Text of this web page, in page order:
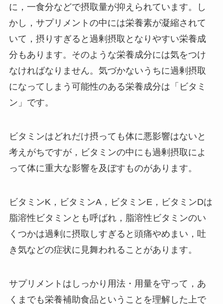
に，一食分などで摂取量が抑えられています。し
かし，サプリメントの中には栄養素が凝縮されて
いて，摂りすぎると過剰摂取となりやすい栄養成
分もあります。そのような栄養成分には気をつけ
なければなりません。気づかないうちに過剰摂取
になってしまう可能性のある栄養成分は「ビタミ
ン」です。
ビタミンはどれだけ摂っても体に悪影響はないと
考えがちですが，ビタミンの中にも過剰摂取によ
って体に重大な影響を及ぼすものがあります。
ビタミンK，ビタミンA，ビタミンE，ビタミンDは
脂溶性ビタミンとも呼ばれ，脂溶性ビタミンのい
くつかは過剰に摂取しすぎると頭痛やめまい，吐
き気などの症状に見舞われることがあります。
サプリメントはしっかり用法・用量を守って，あ
くまでも栄養補助食品ということを理解した上で